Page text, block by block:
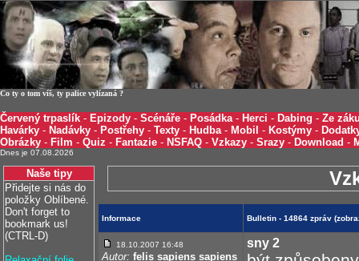
Co ty o tom víš, ty palice vylízaná ?
Červený trpaslík - Epizody - Scénáře - Posádka- Herci - Dabing - Ze
Havárky - Nadávky - Postřehy - Texty - Hudba- Mobil - Kostýmy -
Obrázky - Film - Quiz - Fantazie - NSFAQ - Vzkazy - Srazy - Download -
Dnes je 07.08.2026
Naše tipy
Přidejte si nás do
položky Oblíbené.
Don't forget to
bookmark us!
(CTRL-D)
Informace Bulletin - 14864 zpráv
18.10.2007 16:48
Autor: felis sapiens sapiens
sny 2